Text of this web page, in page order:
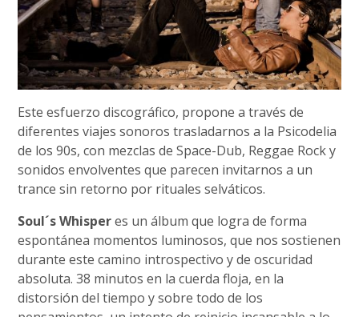
Este esfuerzo discográfico, propone a través de
diferentes viajes sonoros trasladarnos a la Psicodelia
de los 90s, con mezclas de Space-Dub, Reggae Rock y
sonidos envolventes que parecen invitarnos a un
trance sin retorno por rituales selváticos.
Soul´s Whisperes un álbum que logra de forma
espontánea momentos luminosos, que nos sostienen
durante este camino introspectivo y de oscuridad
absoluta. 38 minutos en la cuerda floja, en la
distorsión del tiempo y sobre todo de los